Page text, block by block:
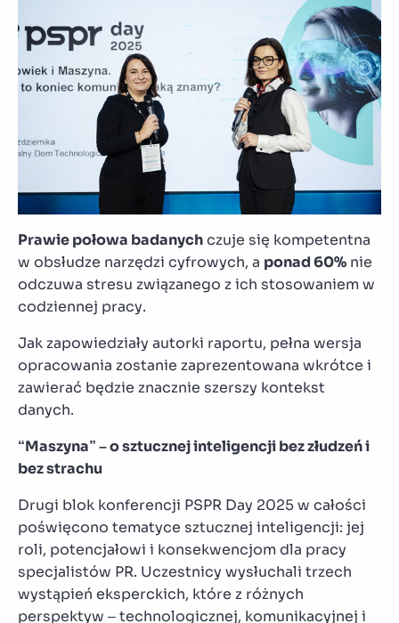
Prawie połowa badanychczuje się kompetentna
w obsłudze narzędzi cyfrowych, a ponad 60% nie
odczuwa stresu związanego z ich stosowaniem w
codziennej pracy.
Jak zapowiedziały autorki raportu, pełna wersja
opracowania zostanie zaprezentowana wkrótce i
zawierać będzie znacznie szerszy kontekst
danych.
“Maszyna” – o sztucznej inteligencji bez złudzeń i
bez strachu
Drugi blok konferencji PSPR Day 2025 w całości
poświęcono tematyce sztucznej inteligencji: jej
roli, potencjałowi i konsekwencjom dla pracy
specjalistów PR. Uczestnicy wysłuchali trzech
wystąpień eksperckich, które z różnych
perspektyw – technologicznej, komunikacyjnej i